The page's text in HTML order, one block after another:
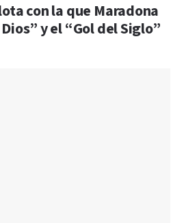
con la que Maradona
y el “Gol del Siglo”